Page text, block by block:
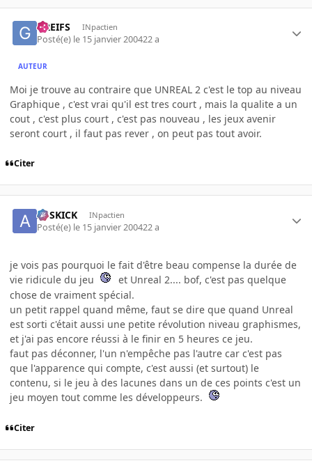
GREIFS INpactien
Posté(e) le 15 janvier 200422 a
AUTEUR
Moi je trouve au contraire que UNREAL 2 c'est le top au niveau
Graphique , c'est vrai qu'il est tres court , mais la qualite a un
cout , c'est plus court , c'est pas nouveau , les jeux avenir
seront court , il faut pas rever , on peut pas tout avoir.
Citer
ASSKICK INpactien
Posté(e) le 15 janvier 200422 a
je vois pas pourquoi le fait d'être beau compense la durée de
vie ridicule du jeu
et Unreal 2.... bof, c'est pas quelque
chose de vraiment spécial.
un petit rappel quand même, faut se dire que quand Unreal
est sorti c'était aussi une petite révolution niveau graphismes,
et j'ai pas encore réussi à le finir en 5 heures ce jeu.
faut pas déconner, l'un n'empêche pas l'autre car c'est pas
que l'apparence qui compte, c'est aussi (et surtout) le
contenu, si le jeu à des lacunes dans un de ces points c'est un
jeu moyen tout comme les développeurs.
Citer